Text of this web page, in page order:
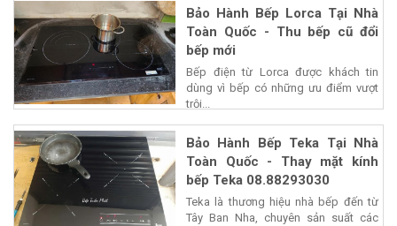
Bảo Hành Bếp Lorca Tại Nhà
Toàn Quốc - Thu bếp cũ đổi
bếp mới
Bếp điện từ Lorca được khách tin
dùng vì bếp có những ưu điểm vượt
trội...
Bảo Hành Bếp Teka Tại Nhà
Toàn Quốc - Thay mặt kính
bếp Teka 08.88293030
Teka là thương hiệu nhà bếp đến từ
Tây Ban Nha, chuyên sản suất các